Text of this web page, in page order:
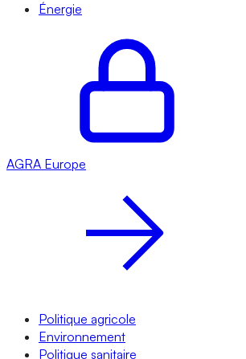
Énergie
AGRA Europe
Politique agricole
Environnement
Politique sanitaire